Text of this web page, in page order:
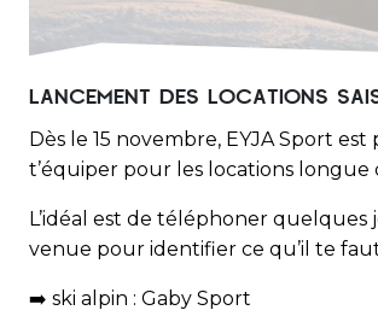
LANCEMENT DES LOCATIONS
Dès le 15 novembre, EYJA Sport est
t’équiper pour les locations longue
L’idéal est de téléphoner quelques
venue pour identifier ce qu’il te
➡️ ski alpin : Gaby Sport